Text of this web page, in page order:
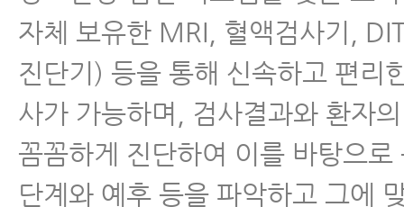
자체 보유한 MRI, 혈액검사기,
진단기) 등을 통해 신속하고 편리
사가 가능하며, 검사결과와 환자
꼼꼼하게 진단하여 이를 바탕으로
단계와 예후 등을 파악하고 그에